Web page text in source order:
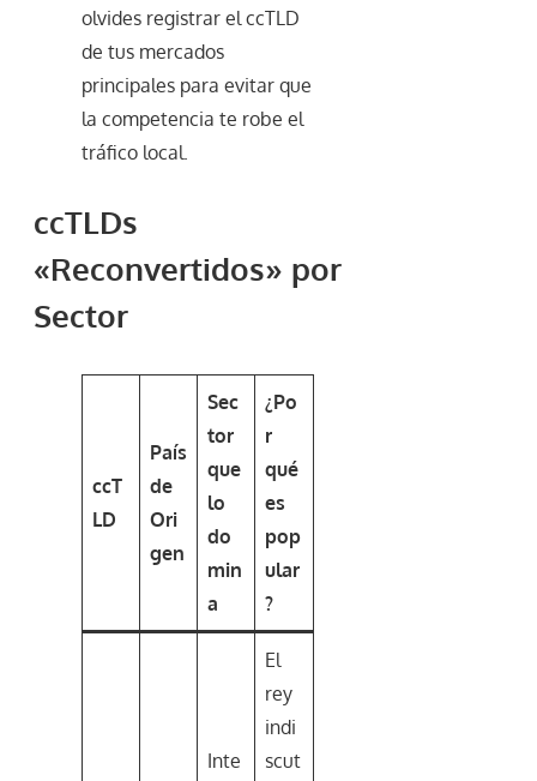
olvides registrar el ccTLD
de tus mercados
principales para evitar que
la competencia te robe el
tráfico local.
ccTLDs
«Reconvertidos» por
Sector
ccT
LD
País
de
Ori
gen
Sec
tor
que
lo
do
min
a
¿Po
r
qué
es
pop
ular
?
Inte
El
rey
indi
scut